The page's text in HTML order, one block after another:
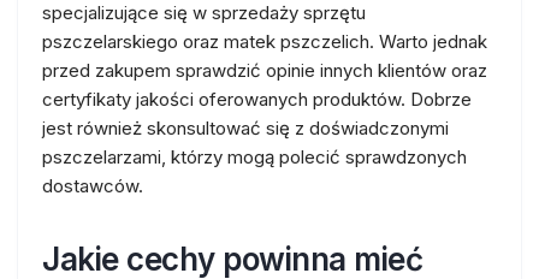
specjalizujące się w sprzedaży sprzętu
pszczelarskiego oraz matek pszczelich. Warto jednak
przed zakupem sprawdzić opinie innych klientów oraz
certyfikaty jakości oferowanych produktów. Dobrze
jest również skonsultować się z doświadczonymi
pszczelarzami, którzy mogą polecić sprawdzonych
dostawców.
Jakie cechy powinna mieć